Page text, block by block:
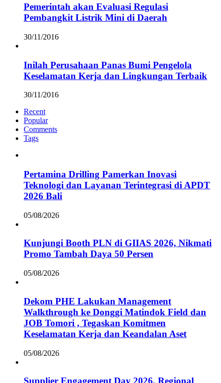
Pemerintah akan Evaluasi Regulasi
Pembangkit Listrik Mini di Daerah
30/11/2016
Inilah Perusahaan Panas Bumi Pengelola
Keselamatan Kerja dan Lingkungan Terbaik
30/11/2016
Recent
Popular
Comments
Tags
Pertamina Drilling Pamerkan Inovasi
Teknologi dan Layanan Terintegrasi di APDT
2026 Bali
05/08/2026
Kunjungi Booth PLN di GIIAS 2026, Nikmati
Promo Tambah Daya 50 Persen
05/08/2026
Dekom PHE Lakukan Management
Walkthrough ke Donggi Matindok Field dan
JOB Tomori , Tegaskan Komitmen
Keselamatan Kerja dan Keandalan Aset
05/08/2026
Supplier Engagement Day 2026, Regional